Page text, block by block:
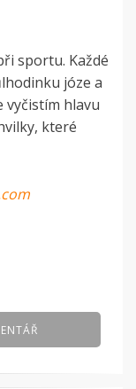
sportu. Každé
józe a
vyčistím hlavu
které